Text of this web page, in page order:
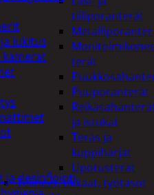
tiiliporanterät
terät
Puuporanterät
ja istukat
Teräs ja
kuppiharjat
Upotusterät
Telineet, tikkaat, työtasot
lukitus
ja desinfiointi